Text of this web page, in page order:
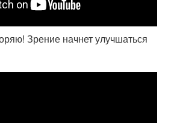
Зрение начнет улучшаться